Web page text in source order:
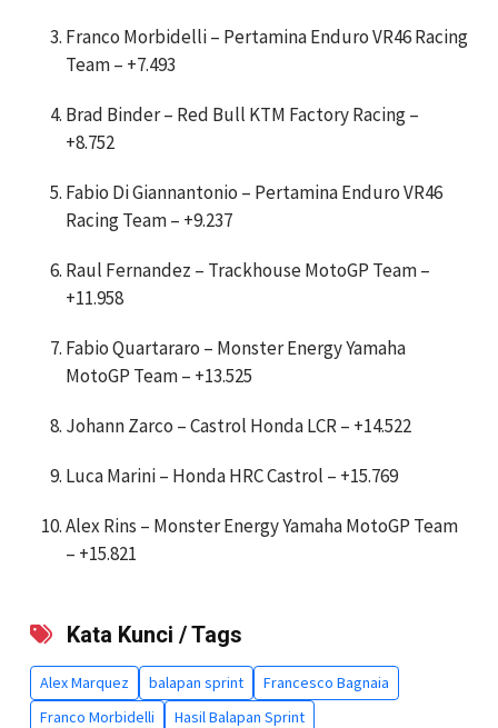
Franco Morbidelli – Pertamina Enduro VR46 Racing
Team – +7.493
Brad Binder – Red Bull KTM Factory Racing –
+8.752
Fabio Di Giannantonio – Pertamina Enduro VR46
Racing Team – +9.237
Raul Fernandez – Trackhouse MotoGP Team –
+11.958
Fabio Quartararo – Monster Energy Yamaha
MotoGP Team – +13.525
Johann Zarco – Castrol Honda LCR – +14.522
Luca Marini – Honda HRC Castrol – +15.769
Alex Rins – Monster Energy Yamaha MotoGP Team
– +15.821
Kata Kunci / Tags
Alex Marquez balapan sprint
Francesco Bagnaia
Franco Morbidelli
Hasil Balapan Sprint